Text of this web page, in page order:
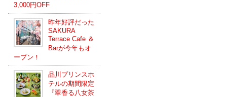
3,000円OFF
昨年好評だった
SAKURA
Terrace Cafe ＆
Barが今年もオ
ープン！
品川プリンスホ
テルの期間限定
『翠香る八女茶